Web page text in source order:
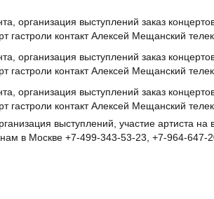
выступлений, участие артиста на
в Москве +7-499-343-53-23, +7-964-647-